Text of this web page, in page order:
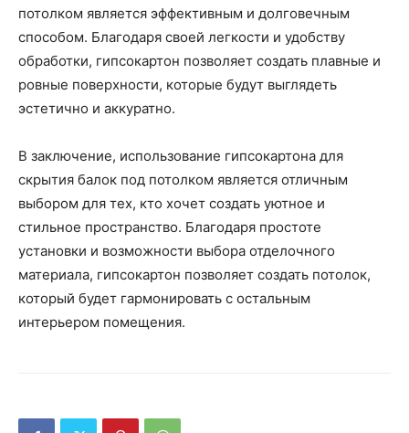
потолком является эффективным и долговечным
способом. Благодаря своей легкости и удобству
обработки, гипсокартон позволяет создать плавные и
ровные поверхности, которые будут выглядеть
эстетично и аккуратно.
В заключение, использование гипсокартона для
скрытия балок под потолком является отличным
выбором для тех, кто хочет создать уютное и
стильное пространство. Благодаря простоте
установки и возможности выбора отделочного
материала, гипсокартон позволяет создать потолок,
который будет гармонировать с остальным
интерьером помещения.